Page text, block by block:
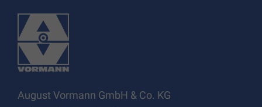
August Vormann GmbH & Co. KG